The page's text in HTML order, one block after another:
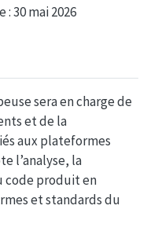
30 mai 2026
sera en charge de
et de la
aux plateformes
l’analyse, la
code produit en
et standards du